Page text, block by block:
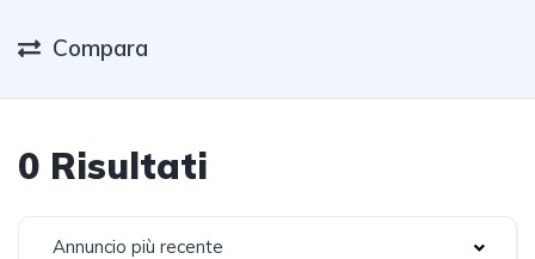
Compara
0 Risultati
Annuncio più recente